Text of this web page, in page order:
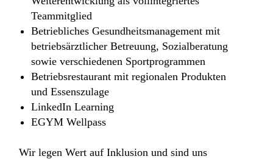
Teammitglied
Betriebliches Gesundheitsmanagement mit
betriebsärztlicher Betreuung, Sozialberatung
sowie verschiedenen Sportprogrammen
Betriebsrestaurant mit regionalen Produkten
und Essenszulage
LinkedIn Learning
EGYM Wellpass
Wir legen Wert auf Inklusion und sind uns